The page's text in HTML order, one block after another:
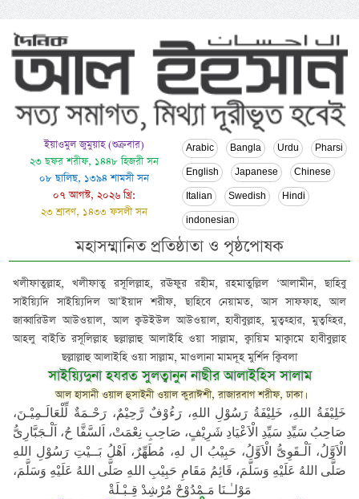
ইয়াওমুল জুমুয়াহ (শুক্রবার)
২৩ ছফর শরীফ, ১৪৪৮ হিজরী সন
০৮ ছালিছ, ১৩৯৪ শামসী সন
০৭ আগস্ট, ২০২৬ খ্রি:
২৩ শ্রাবণ, ১৪৩৩ ফসলী সন
Arabic Bangla Urdu Pharsi
English Japanese Chinese
Italian Swedish Hindi
indonesian
মহাসম্মানিত প্রতিষ্ঠাতা ও পৃষ্ঠপোষক
খলীফাতুল্লাহ, খলীফাতু রসূলিল্লাহ, রঊফুর রহীম, রহমাতুল্লিল ‘আলামীন, ছাহিবু
সাইয়্যিদি সাইয়্যিদিল আ’ইয়াদ শরীফ, ছাহিবে নেয়ামত, আস সাফফাহ, আল
জাব্বারিউল আউওয়াল, আল ক্বউইউল আউওয়াল, হাবীবুল্লাহ, মুত্বহ্হার, মুত্বহ্হির,
আহলু বাইতি রসূলিল্লাহ ছল্লাল্লাহু আলাইহি ওয়া সাল্লাম, ক্বায়িম মাক্বামে হাবীবুল্লাহ
ছল্লাল্লাহু আলাইহি ওয়া সাল্লাম, মাওলানা মামদূহ মুর্শিদ ক্বিবলা
সাইয়্যিদুনা হযরত সুলত্বানুন নাছীর আলাইহিস সালাম
আল হাসানী ওয়াল হুসাইনী ওয়াল কুরাঈশী, রাজারবাগ শরীফ, ঢাকা।
خَلِيْفَةُ اللهِ، خَلِيْفَةُ رَسُوْلِ اللهِ، رَءُوْفٌ رَّحِيْمٌ، رَحْـمَةٌ لِّلْعَالَـمِيْـنَ،
صَاحِبُ سَيِّدِ سَيِّدِ الْاَعْيَادِ شَرِيْفٍ، صَاحِبِ نِعْمَتْ، اَلسَّفَّا حُ، اَلْـجَبَّارِىُّ
الْاَوَّلُ، اَلْـقَوِىُّ الْاَوَّلُ، حَبِيْبُ ال لهِ، مُطَهِّرٌ، اَهْلُ بَــيْتِ رَسُوْلِ اللهِ
صَلَّى اللهُ عَلَيْهِ وَسَلَّمَ، قَائِمُ مَقَامِ حَبِيْبِ اللهِ صَلَّى اللهُ عَلَيْهِ وَسَلَّمَ،
مَوْلـٰـنَا مَـمْدُوْحْ مُرْشِدْ قِـبْـلَةْ